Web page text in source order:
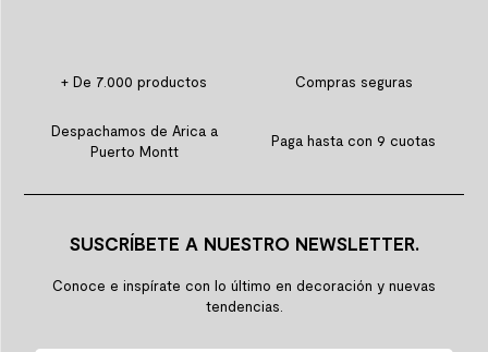
+ De 7.000 productos Compras seguras
Despachamos de Arica a
Puerto Montt
Paga hasta con 9 cuotas
SUSCRÍBETE A NUESTRO NEWSLETTER.
Conoce e inspírate con lo último en decoración y nuevas
tendencias.